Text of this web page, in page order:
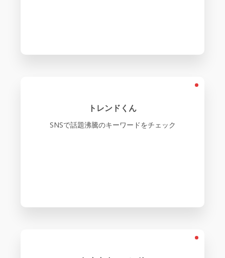
トレンドくん
SNSで話題沸騰のキーワードをチェック